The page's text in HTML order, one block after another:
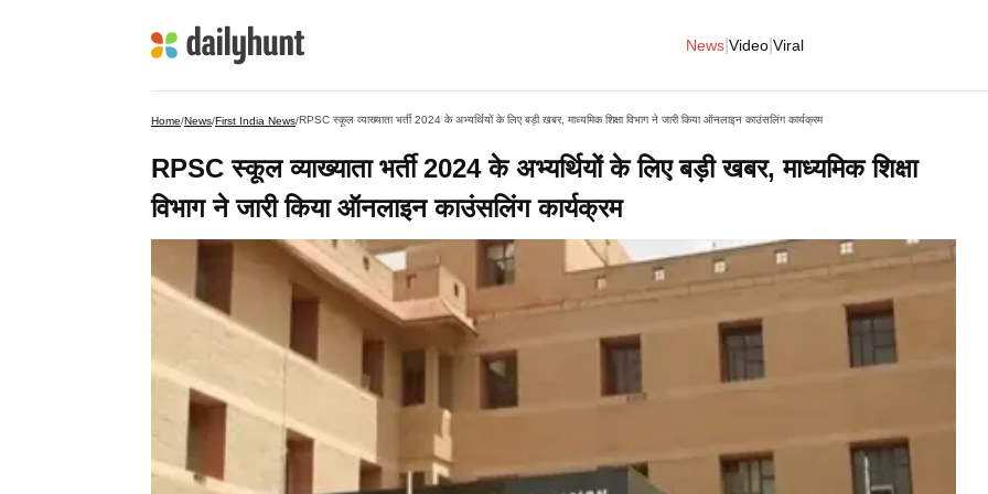
News Video Viral
Home/News/First India News/RPSC स्कूल व्याख्याता भर्ती 2024 के अभ्यर्थियों के लिए बड़ी खबर, माध्यमिक शिक्षा विभाग ने जारी किया ऑनलाइन काउंसलिंग कार्यक्रम
RPSC स्कूल व्याख्याता भर्ती 2024 के अभ्यर्थियों के लिए बड़ी खबर, माध्यमिक शिक्षा
विभाग ने जारी किया ऑनलाइन काउंसलिंग कार्यक्रम